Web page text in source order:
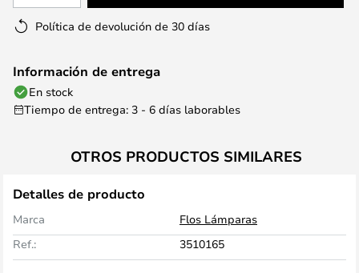
Política de devolución de 30 días
Información de entrega
En stock
Tiempo de entrega: 3 - 6 días laborables
OTROS PRODUCTOS SIMILARES
Detalles de producto
Marca
Flos Lámparas
Ref.:
3510165